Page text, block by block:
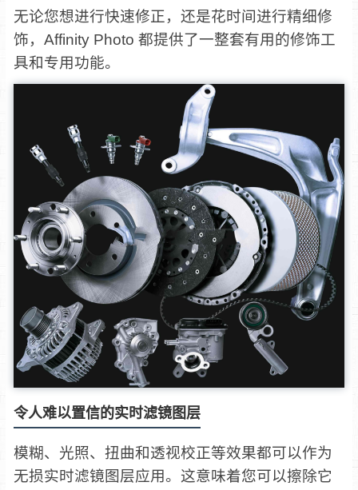
无论您想进行快速修正，还是花时间进行精细修
饰，Affinity Photo 都提供了一整套有用的修饰工
具和专用功能。
令人难以置信的实时滤镜图层
模糊、光照、扭曲和透视校正等效果都可以作为
无损实时滤镜图层应用。这意味着您可以擦除它